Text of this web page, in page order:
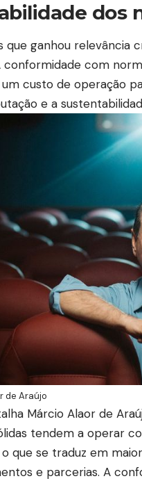
dos
que ganhou
com
custo de operação
e a
de Araújo
Márcio Alaor de
tendem a operar
que se traduz em
e parcerias. A